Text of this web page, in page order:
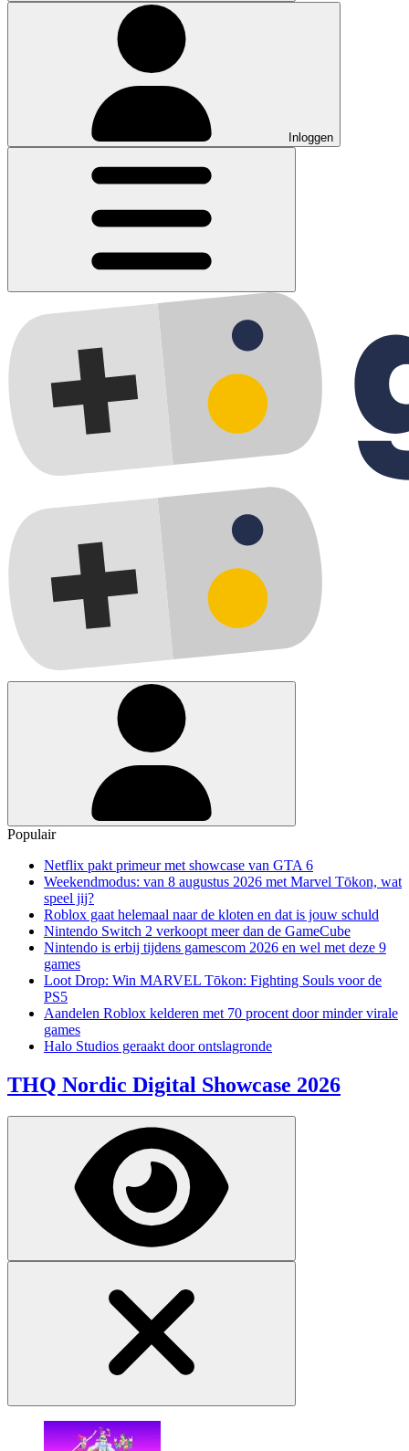
Inloggen
Populair
Netflix pakt primeur met showcase van GTA 6
Weekendmodus: van 8 augustus 2026 met Marvel Tōkon, wat
speel jij?
Roblox gaat helemaal naar de kloten en dat is jouw schuld
Nintendo Switch 2 verkoopt meer dan de GameCube
Nintendo is erbij tijdens gamescom 2026 en wel met deze 9
games
Loot Drop: Win MARVEL Tōkon: Fighting Souls voor de
PS5
Aandelen Roblox kelderen met 70 procent door minder virale
games
Halo Studios geraakt door ontslagronde
THQ Nordic Digital Showcase 2026